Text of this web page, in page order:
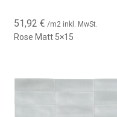
beeindruckenden Kollektion!
51,92€ /m2 inkl. MwSt.
Rose Matt 5×15